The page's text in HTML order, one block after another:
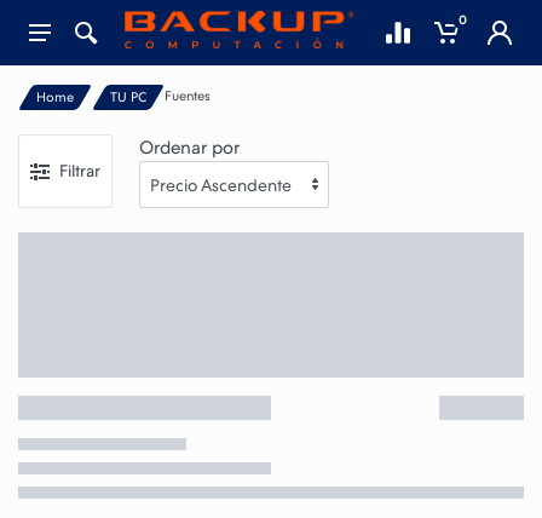
0
Home TU PC Fuentes
Filtrar
Ordenar por